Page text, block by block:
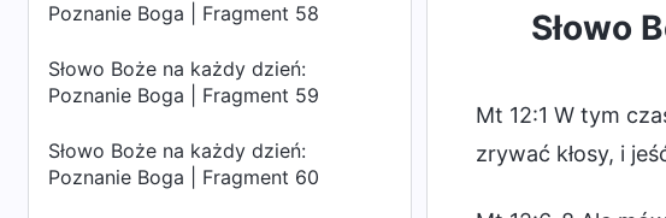
Poznanie Boga | Fragment 58
Słowo Boże na każdy dzień:
Poznanie Boga | Fragment 59
Słowo Boże na każdy dzień:
Poznanie Boga | Fragment 60
Słowo
Mt 12:1 W tym
zrywać kłosy, i